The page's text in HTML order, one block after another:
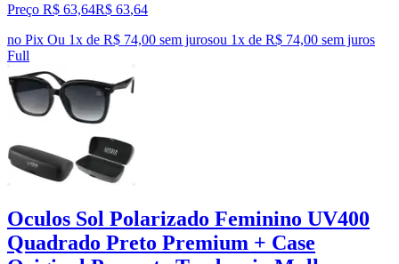
Preço R$ 63,64R$ 63,64
no Pix Ou 1x de R$ 74,00 sem jurosou 1x de R$ 74,00 sem juros
Full
Oculos Sol Polarizado Feminino UV400
Quadrado Preto Premium + Case